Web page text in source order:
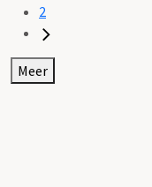
2
Meer